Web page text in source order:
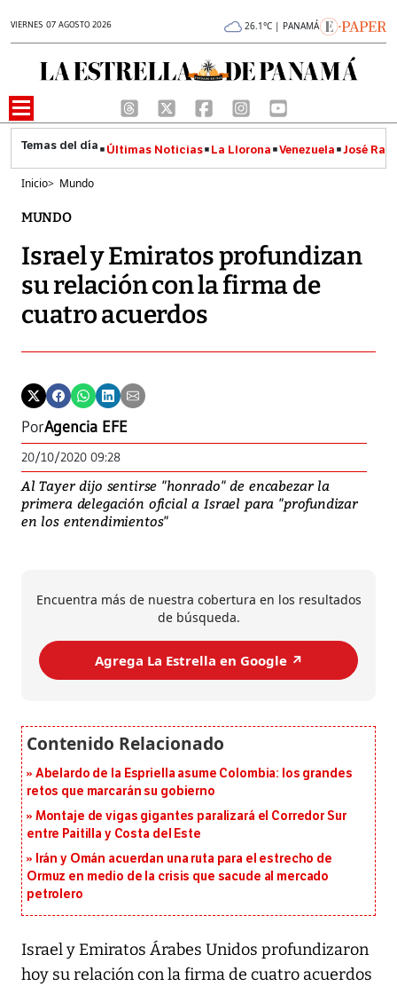
VIERNES 07 AGOSTO 2026 26.1°C | PANAMÁ
Últimas Noticias La Llorona Venezuela José
Inicio> Mundo
MUNDO
Israel y Emiratos profundizan
su relación con la firma de
cuatro acuerdos
PorAgencia EFE
20/10/2020 09:28
Al Tayer dijo sentirse "honrado" de encabezar la
primera delegación oficial a Israel para "profundizar
en los entendimientos"
Encuentra más de nuestra cobertura en los resultados
de búsqueda.
Agrega La Estrella en Google ↗️
Abelardo de la Espriella asume Colombia: los grandes
retos que marcarán su gobierno
Montaje de vigas gigantes paralizará el Corredor Sur
entre Paitilla y Costa del Este
Irán y Omán acuerdan una ruta para el estrecho de
Ormuz en medio de la crisis que sacude al mercado
petrolero
Israel y Emiratos Árabes Unidos profundizaron
hoy su relación con la firma de cuatro acuerdos